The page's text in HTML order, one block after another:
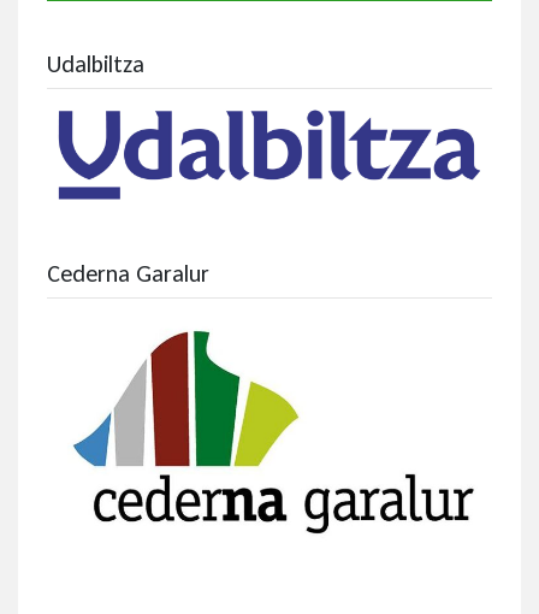
Udalbiltza
Cederna Garalur